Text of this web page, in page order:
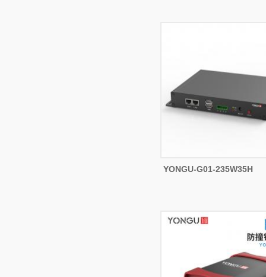
YONGU-G01-235W35H